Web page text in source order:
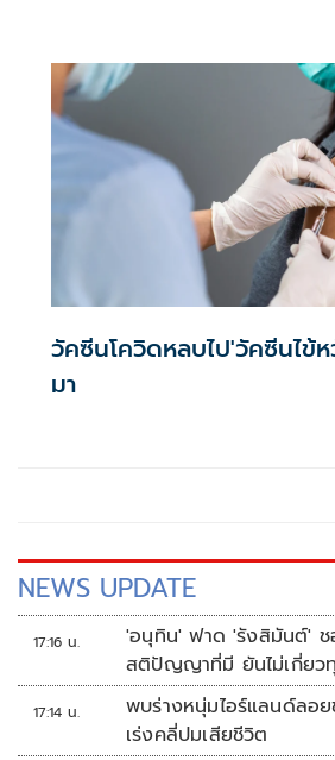
วัคซีนโควิดหลบไป'วัคซีนไข้
มา
NEWS UPDATE
17:16 น.
'อนุทิน' ฟาด 'รังสิมันต์' ช
สติปัญญาที่มี ยันไม่เกี่ยว
17:14 น.
พบร่างหนุ่มไอร์แลนด์ลอ
เร่งคลี่ปมเสียชีวิต